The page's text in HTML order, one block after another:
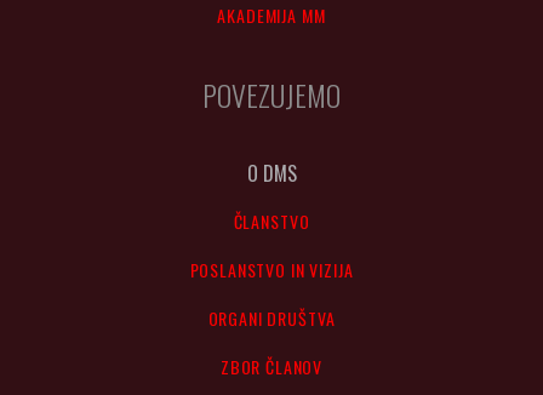
AKADEMIJA MM
POVEZUJEMO
O DMS
ČLANSTVO
POSLANSTVO IN VIZIJA
ORGANI DRUŠTVA
ZBOR ČLANOV